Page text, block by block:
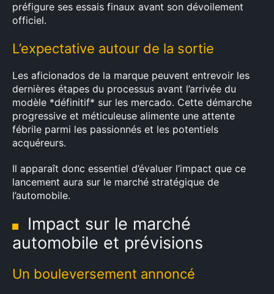
préfigure ses essais finaux avant son dévoilement
officiel.
L’expectative autour de la sortie
Les aficionados de la marque peuvent entrevoir les
dernières étapes du processus avant l’arrivée du
modèle *définitif* sur les mercado. Cette démarche
progressive et méticuleuse alimente une attente
fébrile parmi les passionnés et les potentiels
acquéreurs.
Il apparaît donc essentiel d’évaluer l’impact que ce
lancement aura sur le marché stratégique de
l’automobile.
Impact sur le marché
automobile et prévisions
Un bouleversement annoncé